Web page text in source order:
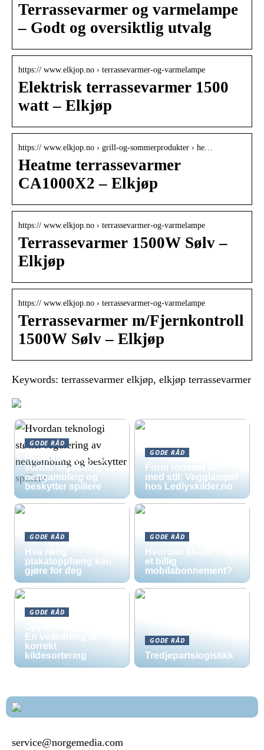
Terrassevarmer og varmelampe
– Godt og oversiktlig utvalg
https:// www.elkjop.no › terrassevarmer-og-varmelampe
Elektrisk terrassevarmer 1500
watt – Elkjøp
https:// www.elkjop.no › grill-og-sommerprodukter › he…
Heatme terrassevarmer
CA1000X2 – Elkjøp
https:// www.elkjop.no › terrassevarmer-og-varmelampe
Terrassevarmer 1500W Sølv –
Elkjøp
https:// www.elkjop.no › terrassevarmer-og-varmelampe
Terrassevarmer m/Fjernkontroll
1500W Sølv – Elkjøp
Keywords: terrassevarmer elkjøp, elkjøp terrassevarmer
GODE RÅD
Hvordan teknologi
støtter regulering av
nettgambling og
beskytter spillere
GODE RÅD
Form rommet ditt
med stil: Vegglamper
hos Ledlyskilder.no
GODE RÅD
Hva riktig
plakatoppheng kan
gjøre for deg
GODE RÅD
Hvordan skaffe seg
et billig
mobilabonnement?
GODE RÅD
En veiledning til
korrekt
kildesortering
GODE RÅD
Tredjepartslogistikk
service@norgemedia.com